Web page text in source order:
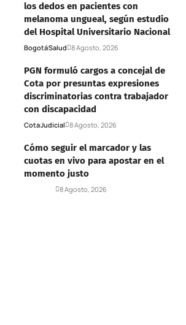
los dedos en pacientes con
melanoma ungueal, según estudio
del Hospital Universitario Nacional
BogotáSalud 8 Agosto, 2026
PGN formuló cargos a concejal de
Cota por presuntas expresiones
discriminatorias contra trabajador
con discapacidad
CotaJudicial 8 Agosto, 2026
Cómo seguir el marcador y las
cuotas en vivo para apostar en el
momento justo
8 Agosto, 2026